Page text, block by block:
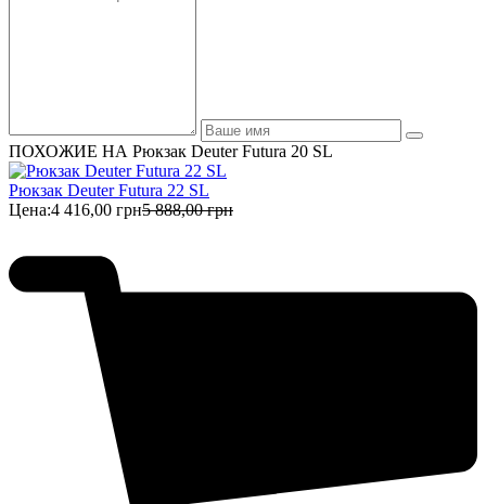
ПОХОЖИЕ НА Рюкзак Deuter Futura 20 SL
Рюкзак Deuter Futura 22 SL
Цена:4 416,00 грн5 888,00 грн